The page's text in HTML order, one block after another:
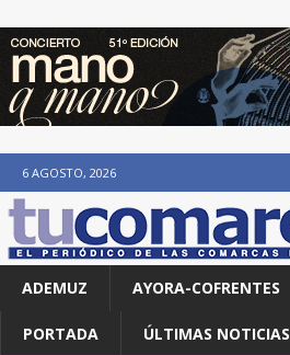
6 AGOSTO, 2026
ADEMUZ AYORA-COFRENTES
PORTADA ÚLTIMAS NOTICIAS